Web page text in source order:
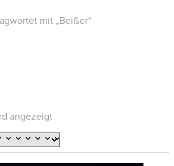
mit „Beißer“
angezeigt